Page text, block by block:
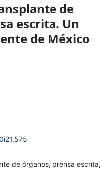
de
escrita. Un
de México
de órganos, prensa